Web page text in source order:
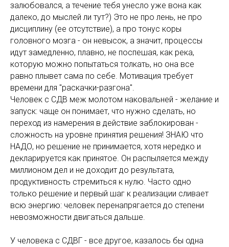
залюбовался, а течение тебя унесло уже вона как
далеко, до мыслей ли тут?) Это не про лень, не про
дисциплину (ее отсутствие), а про тонус коры
головного мозга - он невысок, а значит, процессы
идут замедленно, плавно, не поспешая, как река,
которую можно попытаться толкать, но она все
равно плывет сама по себе. Мотивация требует
времени для "раскачки-разгона".
Человек с СДВ меж молотом наковальней - желание и
запуск: чаще он понимает, что нужно сделать, но
переход из намерения в действие заблокирован -
сложность на уровне принятия решения! ЗНАЮ что
НАДО, но решение не принимается, хотя нередко и
декларируется как принятое. Он распыляется между
миллионом дел и не доходит до результата,
продуктивность стремиться к нулю. Часто одно
только решение и первый шаг к реализации сливает
всю энергию: человек перенапрягается до степени
невозможности двигаться дальше.
У человека с СДВГ - все другое, казалось бы одна